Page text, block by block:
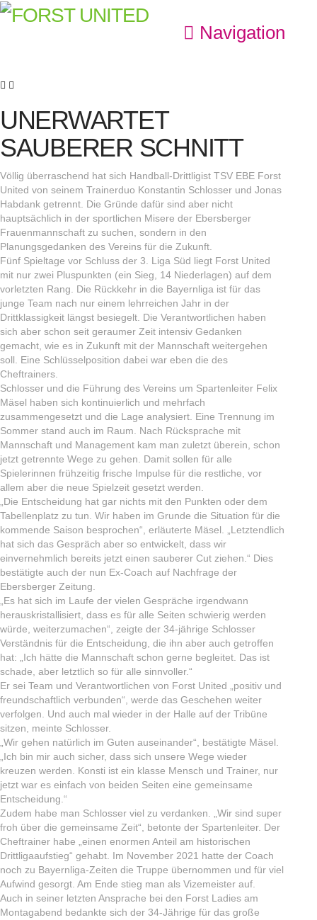
Navigation
UNERWARTET
SAUBERER SCHNITT
Völlig überraschend hat sich Handball-Drittligist TSV EBE Forst
United von seinem Trainerduo Konstantin Schlosser und Jonas
Habdank getrennt. Die Gründe dafür sind aber nicht
hauptsächlich in der sportlichen Misere der Ebersberger
Frauenmannschaft zu suchen, sondern in den
Planungsgedanken des Vereins für die Zukunft.
Fünf Spieltage vor Schluss der 3. Liga Süd liegt Forst United
mit nur zwei Pluspunkten (ein Sieg, 14 Niederlagen) auf dem
vorletzten Rang. Die Rückkehr in die Bayernliga ist für das
junge Team nach nur einem lehrreichen Jahr in der
Drittklassigkeit längst besiegelt. Die Verantwortlichen haben
sich aber schon seit geraumer Zeit intensiv Gedanken
gemacht, wie es in Zukunft mit der Mannschaft weitergehen
soll. Eine Schlüsselposition dabei war eben die des
Cheftrainers.
Schlosser und die Führung des Vereins um Spartenleiter Felix
Mäsel haben sich kontinuierlich und mehrfach
zusammengesetzt und die Lage analysiert. Eine Trennung im
Sommer stand auch im Raum. Nach Rücksprache mit
Mannschaft und Management kam man zuletzt überein, schon
jetzt getrennte Wege zu gehen. Damit sollen für alle
Spielerinnen frühzeitig frische Impulse für die restliche, vor
allem aber die neue Spielzeit gesetzt werden.
„Die Entscheidung hat gar nichts mit den Punkten oder dem
Tabellenplatz zu tun. Wir haben im Grunde die Situation für die
kommende Saison besprochen“, erläuterte Mäsel. „Letztendlich
hat sich das Gespräch aber so entwickelt, dass wir
einvernehmlich bereits jetzt einen sauberer Cut ziehen.“ Dies
bestätigte auch der nun Ex-Coach auf Nachfrage der
Ebersberger Zeitung.
„Es hat sich im Laufe der vielen Gespräche irgendwann
herauskristallisiert, dass es für alle Seiten schwierig werden
würde, weiterzumachen“, zeigte der 34-jährige Schlosser
Verständnis für die Entscheidung, die ihn aber auch getroffen
hat: „Ich hätte die Mannschaft schon gerne begleitet. Das ist
schade, aber letztlich so für alle sinnvoller.“
Er sei Team und Verantwortlichen von Forst United „positiv und
freundschaftlich verbunden“, werde das Geschehen weiter
verfolgen. Und auch mal wieder in der Halle auf der Tribüne
sitzen, meinte Schlosser.
„Wir gehen natürlich im Guten auseinander“, bestätigte Mäsel.
„Ich bin mir auch sicher, dass sich unsere Wege wieder
kreuzen werden. Konsti ist ein klasse Mensch und Trainer, nur
jetzt war es einfach von beiden Seiten eine gemeinsame
Entscheidung.“
Zudem habe man Schlosser viel zu verdanken. „Wir sind super
froh über die gemeinsame Zeit“, betonte der Spartenleiter. Der
Cheftrainer habe „einen enormen Anteil am historischen
Drittligaaufstieg“ gehabt. Im November 2021 hatte der Coach
noch zu Bayernliga-Zeiten die Truppe übernommen und für viel
Aufwind gesorgt. Am Ende stieg man als Vizemeister auf.
Auch in seiner letzten Ansprache bei den Forst Ladies am
Montagabend bedankte sich der 34-Jährige für das große